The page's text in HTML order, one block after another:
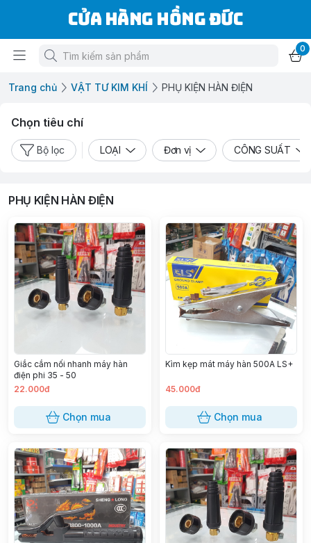
Cửa Hàng Hồng Đức
0
Trang chủ VẬT TƯ KIM KHÍ PHỤ KIỆN HÀN ĐIỆN
Chọn tiêu chí
Bộ lọc LOẠI Đơn vị CÔNG SUẤT
PHỤ KIỆN HÀN ĐIỆN
Giắc cắm nối nhanh máy hàn
điện phi 35 - 50
22.000đ
Chọn mua
Kìm kẹp mát máy hàn 500A LS+
45.000đ
Chọn mua